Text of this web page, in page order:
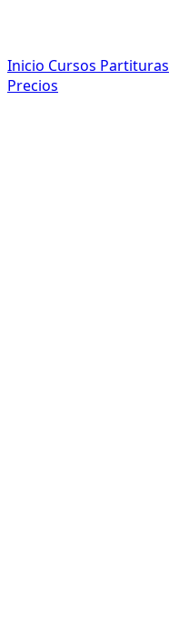
Inicio Cursos Partituras
Precios